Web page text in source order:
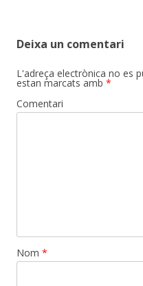
Deixa un comentari
L'adreça electrònica no es
estan marcats amb *
Comentari
Nom *